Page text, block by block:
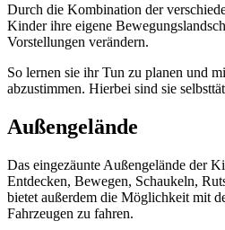
Durch die Kombination der
Kinder ihre eigene
Vorstellungen verändern.
So lernen sie ihr Tun zu planen und
abzustimmen. Hierbei sind sie
Außengelände
Das eingezäunte Außengelände der
Entdecken, Bewegen, Schaukeln,
bietet außerdem die Möglichkeit mit
Fahrzeugen zu fahren.